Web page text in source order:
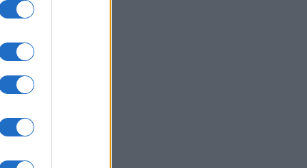
ΣΜΥ, ΣΜΥΑ: Πρόσκληση να
προς κατάταξη οι
Ιράν και Ομάν συμφώνησαν
06/08/26 - 17:21